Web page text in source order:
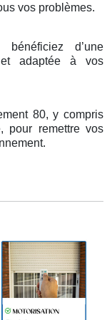
vos probl èmes.
d’une
et adaptée à vos
80, y compris
pour remettre vos